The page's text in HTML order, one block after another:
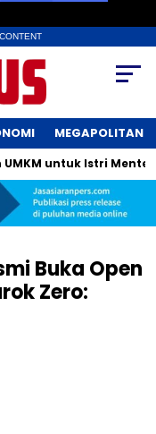
MEGAPOLITAN
untuk Istri
Buka Open
Zero: